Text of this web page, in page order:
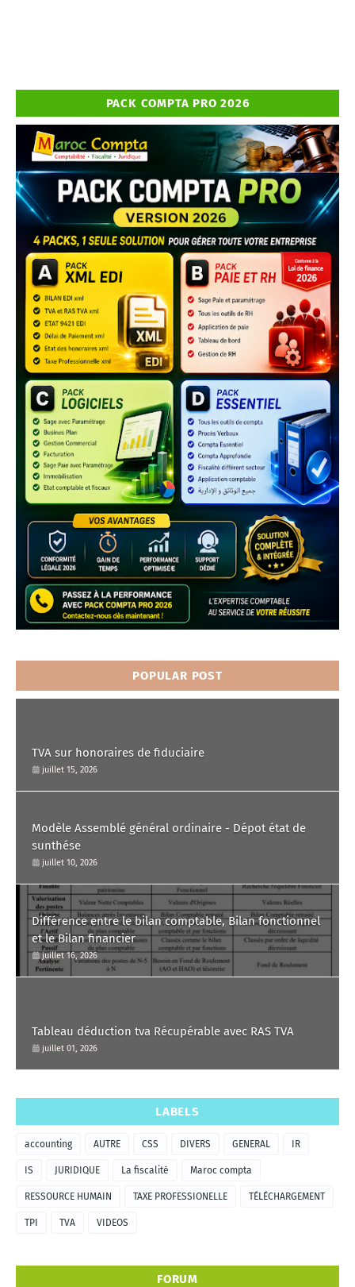
PACK COMPTA PRO 2026
POPULAR POST
TVA sur honoraires de fiduciaire
juillet 15, 2026
Modèle Assemblé général ordinaire - Dépot état de
sunthése
juillet 10, 2026
Différence entre le bilan comptable, Bilan fonctionnel
et le Bilan financier
juillet 16, 2026
Tableau déduction tva Récupérable avec RAS TVA
juillet 01, 2026
LABELS
accounting AUTRE CSS DIVERS GENERAL IR
IS JURIDIQUE La fiscalité Maroc compta
RESSOURCE HUMAIN TAXE PROFESSIONELLE TÉLÉCHARGEMENT
TPI TVA VIDEOS
FORUM